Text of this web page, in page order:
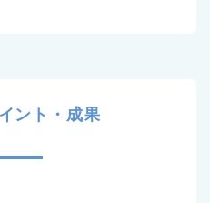
ント・成果